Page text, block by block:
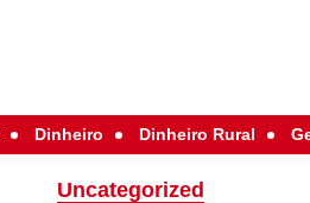
Dinheiro Dinheiro Rural
Uncategorized